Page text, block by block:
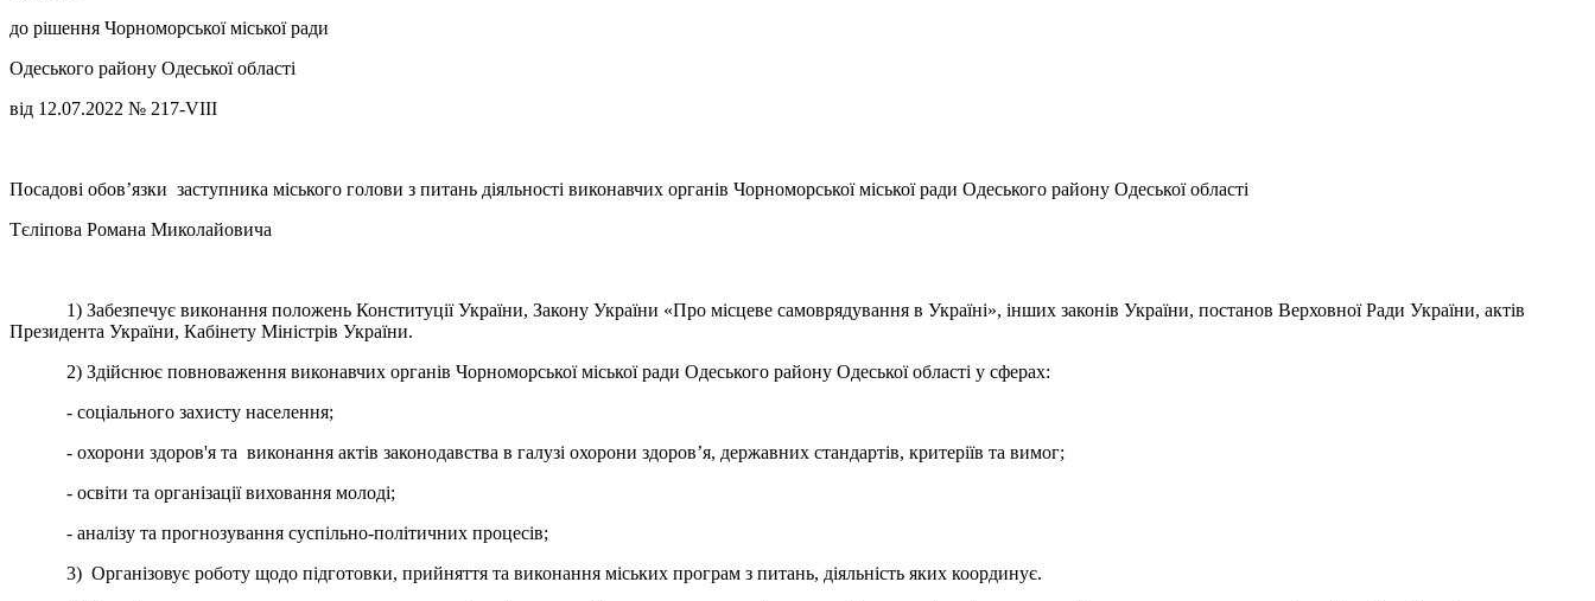
до рішення Чорноморської міської ради
Одеського району Одеської області
від 12.07.2022 № 217-VIIІ
Посадові обов’язки заступника міського голови з питань діяльності виконавчих органів Чорноморської міської ради Одеського району Одеської області
Тєліпова Романа Миколайовича
1) Забезпечує виконання положень Конституції України, Закону України «Про місцеве самоврядування в Україні», інших законів України, постанов Верховної Ради України, актів
Президента України, Кабінету Міністрів України.
2) Здійснює повноваження виконавчих органів Чорноморської міської ради Одеського району Одеської області у сферах:
- соціального захисту населення;
- охорони здоров'я та виконання актів законодавства в галузі охорони здоров’я, державних стандартів, критеріїв та вимог;
- освіти та організації виховання молоді;
- аналізу та прогнозування суспільно-політичних процесів;
3) Організовує роботу щодо підготовки, прийняття та виконання міських програм з питань, діяльність яких координує.